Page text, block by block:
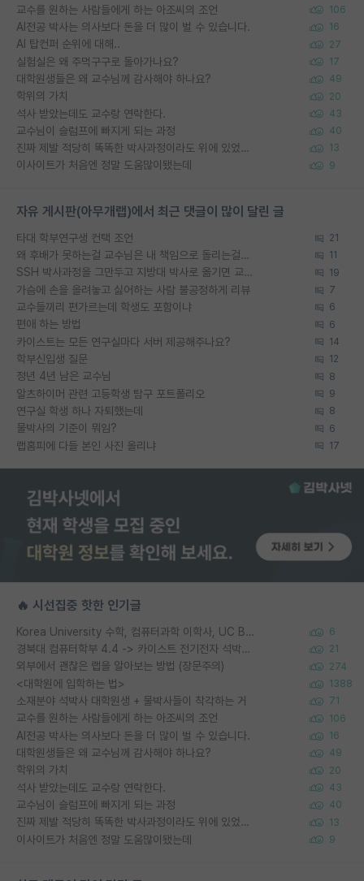
교수를 원하는 사람들에게 하는 아조씨의 조언 106
AI전공 박사는 의사보다 돈을 더 많이 벌 수 있습니다. 16
AI 탑컨퍼 순위에 대해.. 27
실험실은 왜 주먹구구로 돌아가나요? 17
대학원생들은 왜 교수님께 감사해야 하나요? 49
학위의 가치 20
석사 받았는데도 교수랑 연락한다. 43
교수님이 슬럼프에 빠지게 되는 과정 40
진짜 제발 적당히 똑똑한 박사과정이라도 위에 있었으면.. 13
이사이트가 처음엔 정말 도움많이됐는데 9
자유 게시판(아무개랩)에서 최근 댓글이 많이 달린 글
타대 학부연구생 컨택 조언 21
왜 후배가 못하는걸 교수님은 내 책임으로 돌리는걸까요? 11
SSH 박사과정을 그만두고 지방대 박사로 옮기면 교수의 꿈은 끝일까요? 19
가슴에 손을 올려놓고 싫어하는 사람 불공정하게 리뷰 7
교수들끼리 편가르는데 학생도 포함이냐 6
편애 하는 방법 6
카이스트는 모든 연구실마다 서버 제공해주나요? 14
학부신입생 질문 12
정년 4년 남은 교수님 8
알츠하이머 관련 고등학생 탐구 포트폴리오 9
연구실 학생 하나 자퇴했는데 8
물박사의 기준이 뭐임? 6
랩홈피에 다들 본인 사진 올리냐 17
🔥 시선집중 핫한 인기글
Korea University 수학, 컴퓨터과학 이학사, UC Berkeley 산업공학 대학원 공학박사가 되는 것은 쉽지 않겠죠? 6
경북대 컴퓨터학부 4.4 -> 카이스트 전기전자 석박사통합과정 합격 21
외부에서 괜찮은 랩을 알아보는 방법 (장문주의) 274
<대학원에 입학하는 법> 1388
소재분야 석박사 대학원생 + 물박사들이 착각하는 거 71
교수를 원하는 사람들에게 하는 아조씨의 조언 106
AI전공 박사는 의사보다 돈을 더 많이 벌 수 있습니다. 16
대학원생들은 왜 교수님께 감사해야 하나요? 49
학위의 가치 20
석사 받았는데도 교수랑 연락한다. 43
교수님이 슬럼프에 빠지게 되는 과정 40
진짜 제발 적당히 똑똑한 박사과정이라도 위에 있었으면.. 13
이사이트가 처음엔 정말 도움많이됐는데 9